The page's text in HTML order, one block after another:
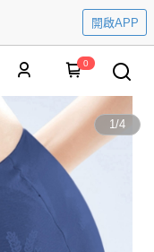
開啟APP
0
1/4